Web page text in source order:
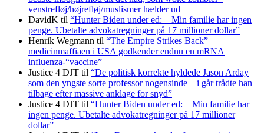
venstrefløj/højrefløj/muslismer hælder ud
DavidK til “Hunter Biden under ed: – Min familie har ingen
penge. Ubetalte advokat­regninger på 17 millioner dollar”
Henrik Wegmann til “The Empire Strikes Back” –
medicinmaffiaen i USA godkender endnu en mRNA
influenza-“vaccine”
Justice 4 DJT til “De politisk korrekte hyldede Jason Arday
som den yngste sorte professor nogensinde – i går trådte han
tilbage efter massive anklage for snyd”
Justice 4 DJT til “Hunter Biden under ed: – Min familie har
ingen penge. Ubetalte advokat­regninger på 17 millioner
dollar”